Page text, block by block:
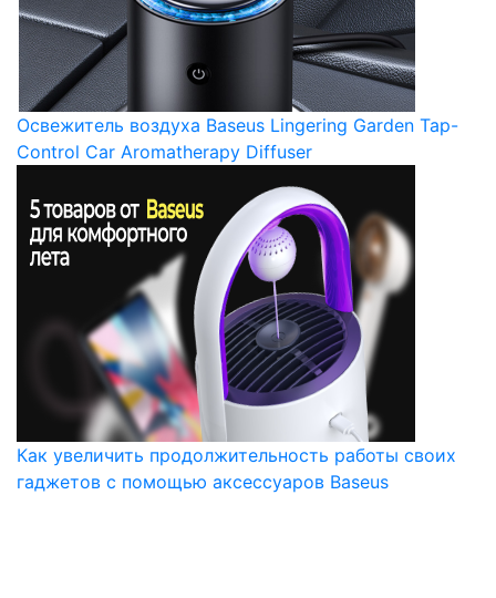
Освежитель воздуха Baseus Lingering Garden Tap-
Control Car Aromatherapy Diffuser
Как увеличить продолжительность работы своих
гаджетов с помощью аксессуаров Baseus